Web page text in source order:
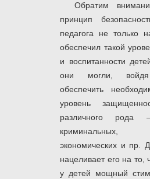
Обратим
принцип
педагога не только
обеспечил такой
и воспитанности
они могли,
обеспечить
уровень
различного рода
криминальных,
экономических и пр.
нацеливает его на то,
у детей мощный